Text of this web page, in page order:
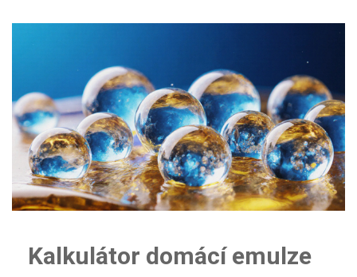
Kalkulátor domácí emulze